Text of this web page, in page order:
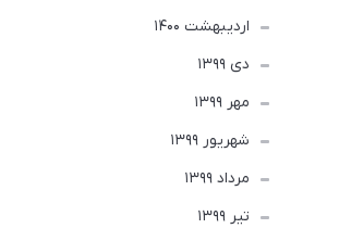
ارديبهشت 1400
دی 1399
مهر 1399
شهریور 1399
مرداد 1399
تير 1399